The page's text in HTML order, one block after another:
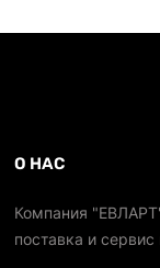
О НАС
Компания
поставка и